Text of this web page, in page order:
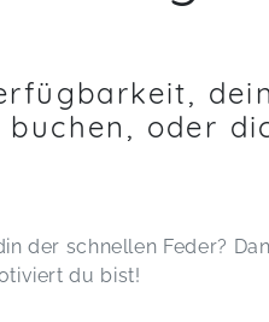
dein
oder
der schnellen Feder?
du bist!